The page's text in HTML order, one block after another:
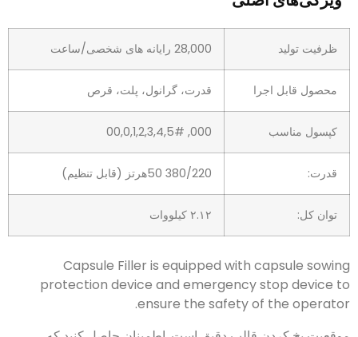
ظرفیت تولید 28,000 رایانه های شخصی/ساعت
محصول قابل اجرا قدرت، گرانول، پلت، قرص
کپسول مناسب 000, 00,0,1,2,3,4,5#
قدرت: 380/220 50هرتز (قابل تنظیم)
توان کل: ۲.۱۲ کیلووات
Capsule Filler is equipped with capsule sowing
protection device and emergency stop device to
ensure the safety of the operator
.